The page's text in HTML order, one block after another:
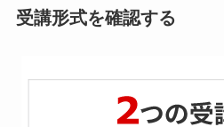
受講形式を確認する